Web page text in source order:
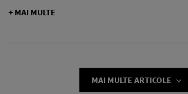
+ MAI MULTE
MAI MULTE ARTICOLE